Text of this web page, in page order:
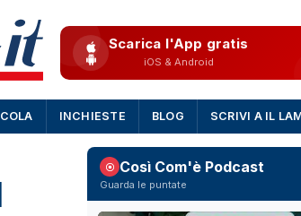
Scarica l'App gratis
iOS & Android
INCHIESTE BLOG SCRIVI A IL
Così Com'è Podcast
Guarda le puntate